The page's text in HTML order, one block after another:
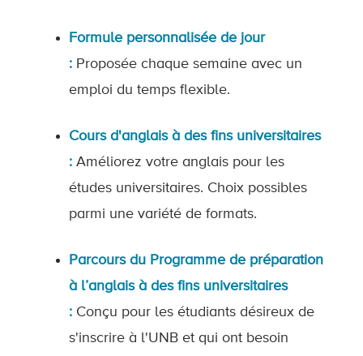
Formule personnalisée de jour
: Proposée chaque semaine avec un
emploi du temps flexible.
Cours d'anglais à des fins universitaires
: Améliorez votre anglais pour les
études universitaires. Choix possibles
parmi une variété de formats.
Parcours du Programme de préparation
à l’anglais à des fins universitaires
: Conçu pour les étudiants désireux de
s'inscrire à l'UNB et qui ont besoin